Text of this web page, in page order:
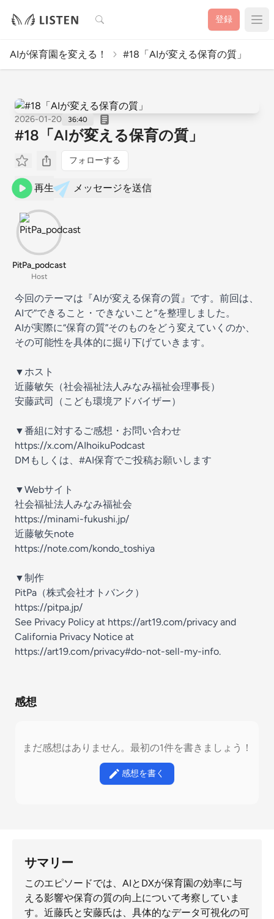
検索 登録
AIが保育園を変える！ #18「AIが変える保育の質」
2026-01-20 36:40
#18「AIが変える保育の質」
フォローする
再生 メッセージを送信
PitPa_podcast
Host
今回のテーマは『AIが変える保育の質』です。前回は、
AIで“できること・できないこと”を整理しました。
AIが実際に“保育の質”そのものをどう変えていくのか、
その可能性を具体的に掘り下げていきます。
▼ホスト
近藤敏矢（社会福祉法人みなみ福祉会理事長）
安藤武司（こども環境アドバイザー）
▼番組に対するご感想・お問い合わせ
https://x.com/AIhoikuPodcast
DMもしくは、#AI保育でご投稿お願いします
▼Webサイト
社会福祉法人みなみ福祉会
https://minami-fukushi.jp/
近藤敏矢note
https://note.com/kondo_toshiya
▼制作
PitPa（株式会社オトバンク）
https://pitpa.jp/
See Privacy Policy at https://art19.com/privacy and
California Privacy Notice at
https://art19.com/privacy#do-not-sell-my-info.
感想
まだ感想はありません。最初の1件を書きましょう！
感想を書く
サマリー
このエピソードでは、AIとDXが保育園の効率に与
える影響や保育の質の向上について考察していま
す。近藤氏と安藤氏は、具体的なデータ可視化の可